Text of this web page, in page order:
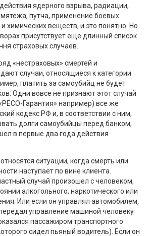
ядерного взрыва, радиации,
путча, применение боевых
химических веществ, и это понятно. Но
присутствует еще длинный список
страховых случаев.
«нестраховых» смертей и
случаи, относящиеся к категории
платить за самоубийц не будет
Одни вовсе не признают этот случай
Гарантия» например) все же
кодекс РФ и, в соответствии с ним,
долги самоубийцы перед банком,
в первые два года действия
ситуации, когда смерть или
наступает по вине клиента.
случай произошел с человеком,
алкогольного, наркотического или
Или если он управлял автомобилем,
управление машиной человеку
пассажиром транспортного
сидел пьяный водитель). Если он